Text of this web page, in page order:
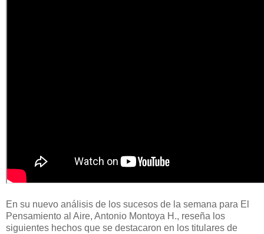
En su nuevo análisis de los sucesos de la semana para El
Pensamiento al Aire, Antonio Montoya H., reseña los
siguientes hechos que se destacaron en los titulares de